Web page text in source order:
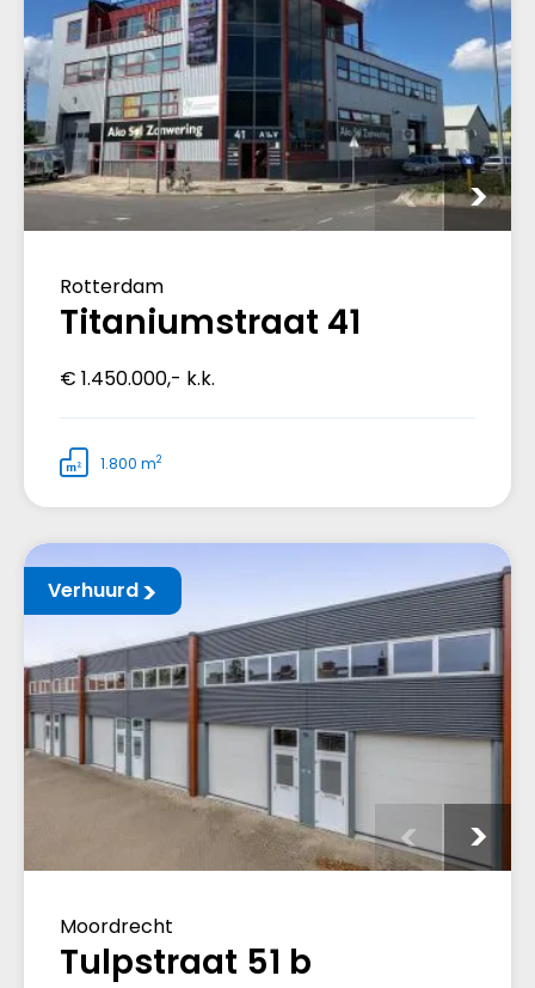
Rotterdam
Titaniumstraat 41
€ 1.450.000,- k.k.
1.800 m2
Verhuurd
Moordrecht
Tulpstraat 51 b